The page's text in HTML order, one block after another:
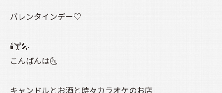
バレンタインデー♡
🕯️🍸️🎤
こんばんは🌜️
キャンドルとお酒と時々カラオケのお店